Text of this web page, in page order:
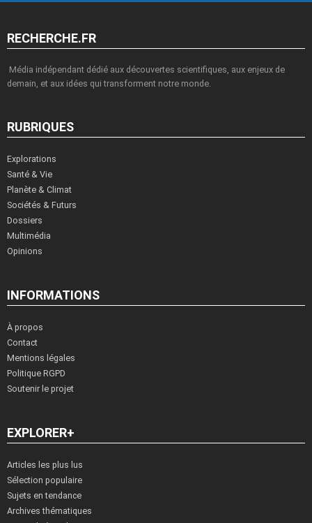
RECHERCHE.FR
Média indépendant dédié aux découvertes scientifiques, aux enjeux de
demain, et aux idées qui transforment notre monde.
RUBRIQUES
Explorations
Santé & Vie
Planète & Climat
Sociétés & Futurs
Dossiers
Multimédia
Opinions
INFORMATIONS
À propos
Contact
Mentions légales
Politique RGPD
Soutenir le projet
EXPLORER+
Articles les plus lus
Sélection populaire
Sujets en tendance
Archives thématiques